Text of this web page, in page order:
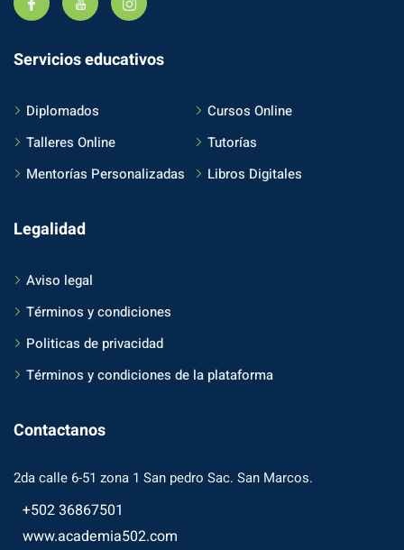
Servicios educativos
Diplomados
Cursos Online
Talleres Online
Tutorías
Mentorías Personalizadas
Libros Digitales
Legalidad
Aviso legal
Términos y condiciones
Politicas de privacidad
Términos y condiciones de la plataforma
Contactanos
2da calle 6-51 zona 1 San pedro Sac. San Marcos.
+502 36867501
www.academia502.com